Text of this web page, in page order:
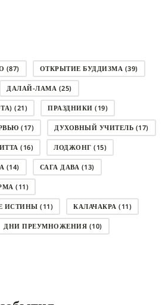
(87) ОТКРЫТИЕ БУДДИЗМА (39)
ДАЛАЙ-ЛАМА (25)
(21) ПРАЗДНИКИ (19)
(17) ДУХОВНЫЙ УЧИТЕЛЬ (17)
(16) ЛОДЖОНГ (15)
(14) САГА ДАВА (13)
(11)
ИСТИНЫ (11) КАЛАЧАКРА (11)
ДНИ ПРЕУМНОЖЕНИЯ (10)